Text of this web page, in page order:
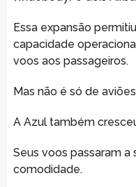
Essa expansão
capacidade
voos aos passageiros.
Mas não é só de
A Azul também
Seus voos passaram a
comodidade.